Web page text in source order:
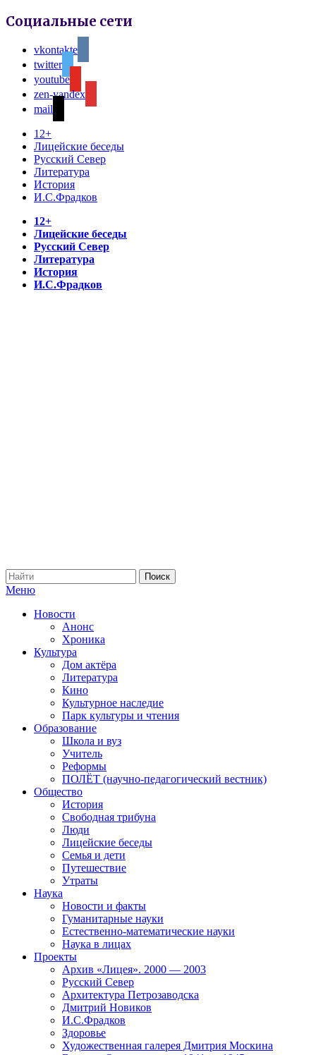
Социальные сети
vkontakte
twitter
youtube
zen-yandex
mail
12+
Лицейские беседы
Русский Север
Литература
История
И.С.Фрадков
12+
Лицейские беседы
Русский Север
Литература
История
И.С.Фрадков
Меню
Новости
Анонс
Хроника
Культура
Дом актёра
Литература
Кино
Культурное наследие
Парк культуры и чтения
Образование
Школа и вуз
Учитель
Реформы
ПОЛЁТ (научно-педагогический вестник)
Общество
История
Свободная трибуна
Люди
Лицейские беседы
Семья и дети
Путешествие
Утраты
Наука
Новости и факты
Гуманитарные науки
Естественно-математические науки
Наука в лицах
Проекты
Архив «Лицея». 2000 — 2003
Русский Север
Архитектура Петрозаводска
Дмитрий Новиков
И.С.Фрадков
Здоровье
Художественная галерея Дмитрия Москина